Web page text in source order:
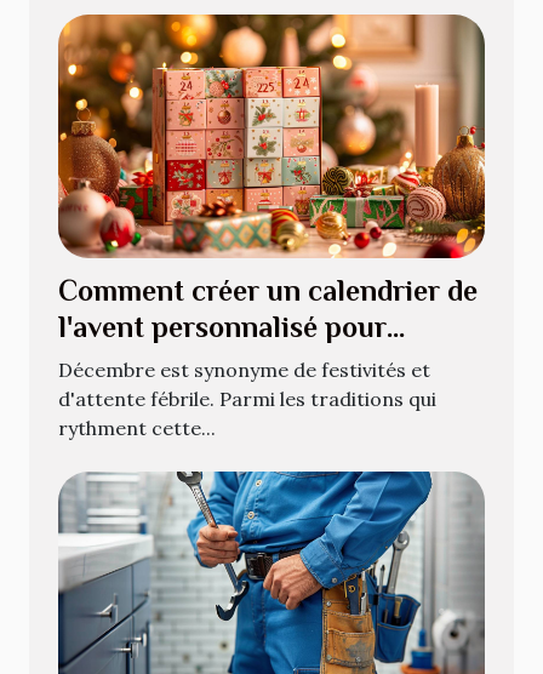
Comment créer un calendrier de
l'avent personnalisé pour
décembre
Décembre est synonyme de festivités et
d'attente fébrile. Parmi les traditions qui
rythment cette...